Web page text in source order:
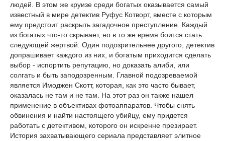
людей. В этом же круизе среди богатых оказывается самый
известный в мире детектив Руфус Котворт, вместе с которым
ему предстоит раскрыть загадочное преступление. Каждый
из богатых что-то скрывает, но в то же время боится стать
следующей жертвой. Один подозрительнее другого, детектив
допрашивает каждого из них, и богатым приходится сделать
выбор - испортить репутацию, но доказать алиби, или
солгать и быть заподозренным. Главной подозреваемой
является Имоджен Скотт, которая, как это часто бывает,
оказалась не там и не там. На этот раз он также нашел
применение в объективах фотоаппаратов. Чтобы снять
обвинения и найти настоящего убийцу, ему придется
работать с детективом, которого он искренне презирает.
История захватывающего сериала представляет элитное